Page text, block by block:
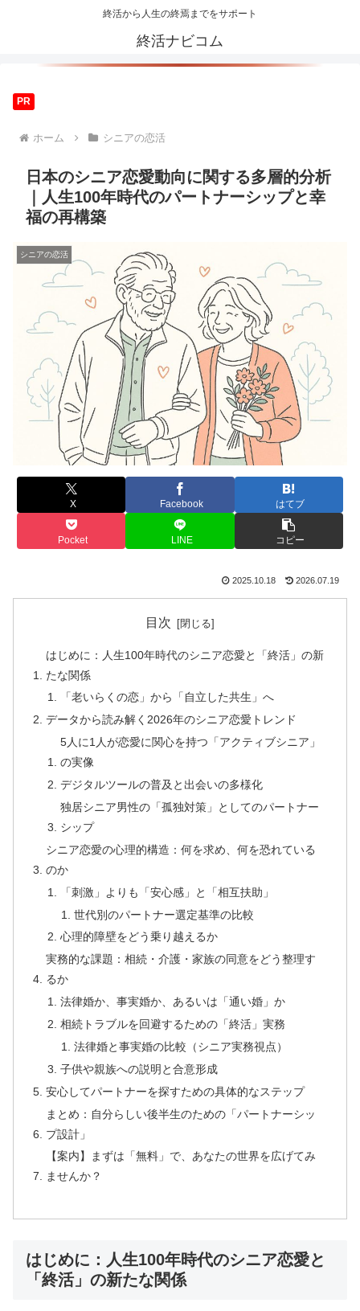
終活から人生の終焉までをサポート
終活ナビコム
PR
ホーム シニアの恋活
日本のシニア恋愛動向に関する多層的分析
｜人生100年時代のパートナーシップと幸
福の再構築
シニアの恋活
X Facebook はてブ
Pocket LINE コピー
2025.10.18 2026.07.19
目次
はじめに：人生100年時代のシニア恋愛と「終活」の新
たな関係
「老いらくの恋」から「自立した共生」へ
データから読み解く2026年のシニア恋愛トレンド
5人に1人が恋愛に関心を持つ「アクティブシニア」
の実像
デジタルツールの普及と出会いの多様化
独居シニア男性の「孤独対策」としてのパートナー
シップ
シニア恋愛の心理的構造：何を求め、何を恐れている
のか
「刺激」よりも「安心感」と「相互扶助」
世代別のパートナー選定基準の比較
心理的障壁をどう乗り越えるか
実務的な課題：相続・介護・家族の同意をどう整理す
るか
法律婚か、事実婚か、あるいは「通い婚」か
相続トラブルを回避するための「終活」実務
法律婚と事実婚の比較（シニア実務視点）
子供や親族への説明と合意形成
安心してパートナーを探すための具体的なステップ
まとめ：自分らしい後半生のための「パートナーシッ
プ設計」
【案内】まずは「無料」で、あなたの世界を広げてみ
ませんか？
はじめに：人生100年時代のシニア恋愛と
「終活」の新たな関係